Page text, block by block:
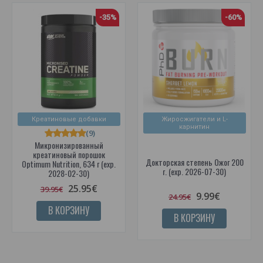
Креатиновые добавки
-35%
Микронизированный
креатиновый порошок
Optimum Nutrition, 634 г (exp.
2028-02-30)
(9)
39.95€ 25.95€
В КОРЗИНУ
Жиросжигатели и L-
карнитин
-60%
Докторская степень Ожог 200
г. (exp. 2026-07-30)
24.95€ 9.99€
В КОРЗИНУ